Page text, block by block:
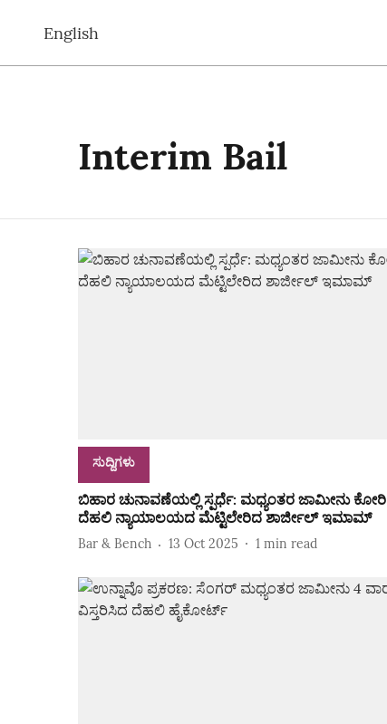
English
Interim Bail
ಸುದ್ದಿಗಳು
ಬಿಹಾರ ಚುನಾವಣೆಯಲ್ಲಿ ಸ್ಪರ್ಧೆ: ಮಧ್ಯಂತರ ಜಾಮೀನು ಕೋರಿ
ದೆಹಲಿ ನ್ಯಾಯಾಲಯದ ಮೆಟ್ಟಿಲೇರಿದ ಶಾರ್ಜೀಲ್ ಇಮಾಮ್
Bar & Bench 13 Oct 2025 1 min read